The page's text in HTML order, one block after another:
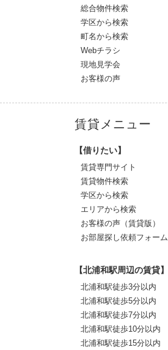
総合物件検索
学区から検索
町名から検索
Webチラシ
現地見学会
お客様の声
賃貸メニュー
【借りたい】
賃貸専門サイト
賃貸物件検索
学区から検索
エリアから検索
お客様の声（賃貸版）
お部屋探し依頼フォーム
【北浦和駅周辺の賃貸】
北浦和駅徒歩3分以内
北浦和駅徒歩5分以内
北浦和駅徒歩7分以内
北浦和駅徒歩10分以内
北浦和駅徒歩15分以内